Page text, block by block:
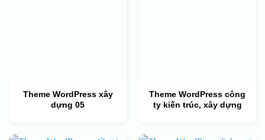
Theme WordPress xây
dựng 05
Theme WordPress công
ty kiến trúc, xây dựng